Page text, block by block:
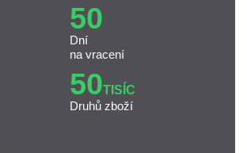
50
Dní
na vracení
50TISÍC
Druhů zboží